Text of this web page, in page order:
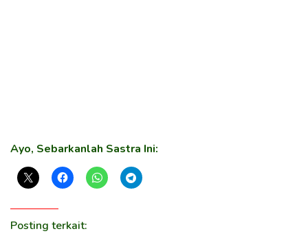
Ayo, Sebarkanlah Sastra Ini:
Posting terkait: